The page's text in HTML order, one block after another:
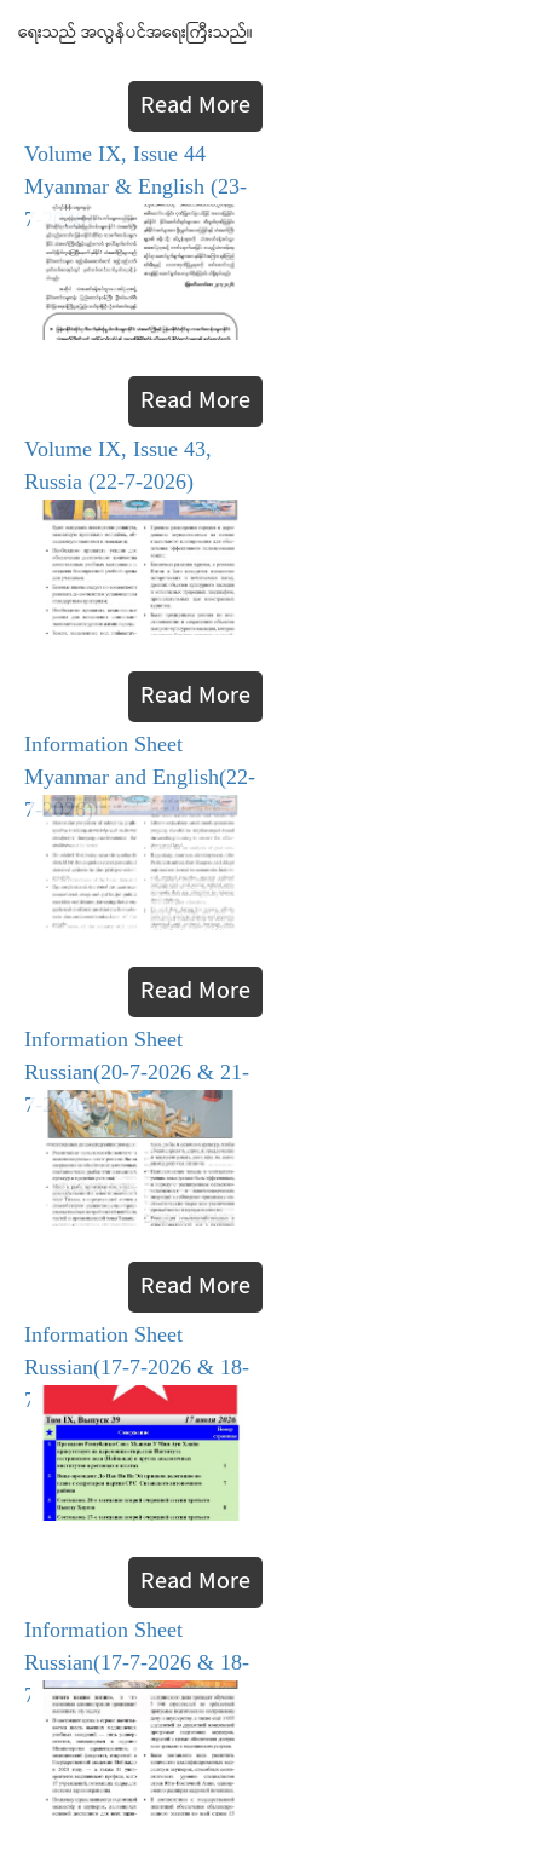
ရေးသည် အလွန်ပင်အရေးကြီးသည်။
Read More
Volume IX, Issue 44
Myanmar & English (23-
7-2026)
Read More
Volume IX, Issue 43,
Russia (22-7-2026)
Read More
Information Sheet
Myanmar and English(22-
7-2026)
Read More
Information Sheet
Russian(20-7-2026 & 21-
7-2026)
Read More
Information Sheet
Russian(17-7-2026 & 18-
7-2026)
Read More
Information Sheet
Russian(17-7-2026 & 18-
7-2026)